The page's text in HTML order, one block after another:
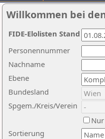
Willkommen bei
Nachname
Ebene
Sortierung
Personennummer
Bundesland
Spgem./Kreis/Verein
FIDE-Elolisten Stand